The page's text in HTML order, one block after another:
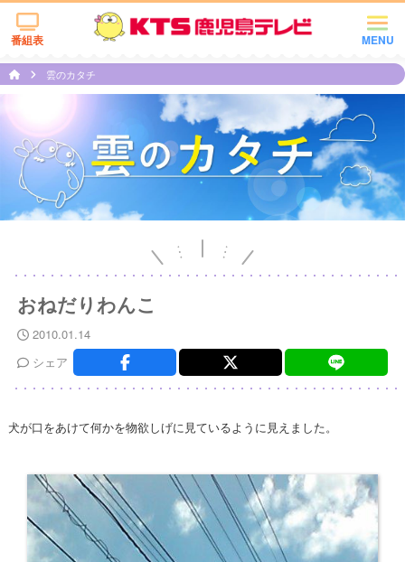
MENU
番組表
雲のカタチ
おねだりわんこ
2010.01.14
シェア
犬が口をあけて何かを物欲しげに見ているように見えました。